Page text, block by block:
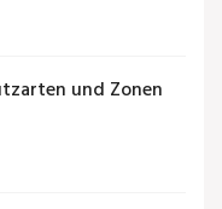
und Zonen